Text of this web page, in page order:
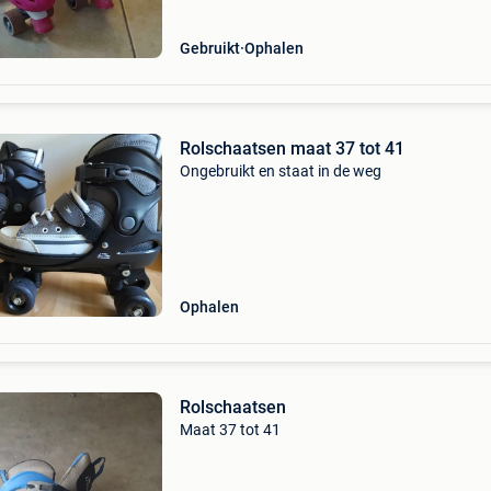
Gebruikt Ophalen
Rolschaatsen maat 37 tot 41
Ongebruikt en staat in de weg
Ophalen
Rolschaatsen
Maat 37 tot 41